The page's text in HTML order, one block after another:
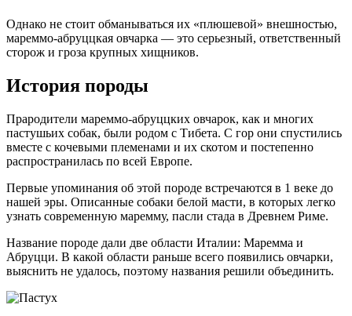
Однако не стоит обманываться их «плюшевой» внешностью,
мареммо-абруццкая овчарка — это серьезный, ответственный
сторож и гроза крупных хищников.
История породы
Прародители мареммо-абруццких овчарок, как и многих
пастушьих собак, были родом с Тибета. С гор они спустились
вместе с кочевыми племенами и их скотом и постепенно
распространилась по всей Европе.
Первые упоминания об этой породе встречаются в 1 веке до
нашей эры. Описанные собаки белой масти, в которых легко
узнать современную маремму, пасли стада в Древнем Риме.
Название породе дали две области Италии: Маремма и
Абруцци. В какой области раньше всего появились овчарки,
выяснить не удалось, поэтому названия решили объединить.